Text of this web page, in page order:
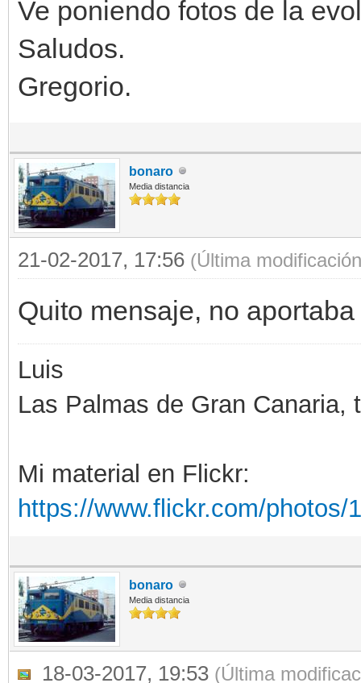
Ve poniendo fotos de la
Saludos.
Gregorio.
bonaro
Media distancia
21-02-2017, 17:56 (Última
Quito mensaje, no
Luis
Las Palmas de Gran
Mi material en Flickr:
https://www.flickr.com/photos/
bonaro
Media distancia
18-03-2017, 19:53 (Última